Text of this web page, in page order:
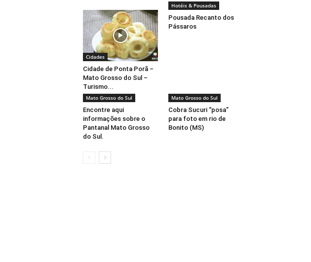
Cidades
Cidade de Ponta Porã –
Mato Grosso do Sul –
Turismo...
Hotéis & Pousadas
Pousada Recanto dos
Pássaros
Mato Grosso do Sul
Encontre aqui
informações sobre o
Pantanal Mato Grosso
do Sul.
Mato Grosso do Sul
Cobra Sucuri “posa”
para foto em rio de
Bonito (MS)